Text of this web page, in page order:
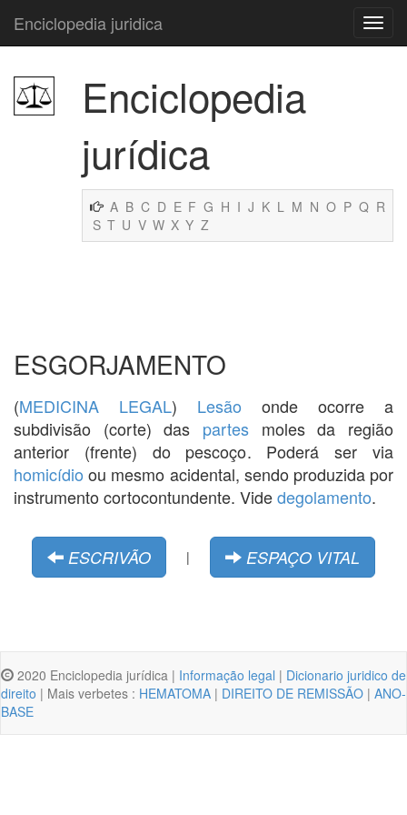
Enciclopedia juridica
Enciclopedia
jurídica
A B C D E F G H I J K L M N O P Q R
S T U V W X Y Z
ESGORJAMENTO
(MEDICINA LEGAL) Lesão onde ocorre a
subdivisão (corte) das partes moles da região
anterior (frente) do pescoço. Poderá ser via
homicídio ou mesmo acidental, sendo produzida por
instrumento cortocontundente. Videdegolamento.
ESCRIVÃO | ESPAÇO VITAL
2020 Enciclopedia jurídica | Informação legal | Dicionario juridico de
direito | Mais verbetes : HEMATOMA | DIREITO DE REMISSÃO | ANO-
BASE